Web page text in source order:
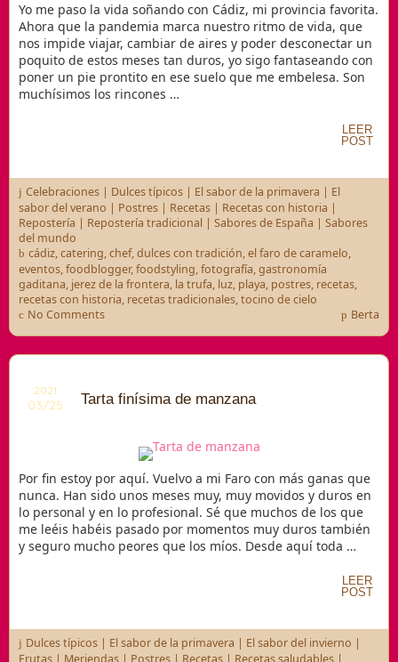
Yo me paso la vida soñando con Cádiz, mi provincia favorita.
Ahora que la pandemia marca nuestro ritmo de vida, que
nos impide viajar, cambiar de aires y poder desconectar un
poquito de estos meses tan duros, yo sigo fantaseando con
poner un pie prontito en ese suelo que me embelesa. Son
muchísimos los rincones …
LEER
POST
Celebraciones| Dulces típicos| El sabor de la primavera | El
sabor del verano | Postres | Recetas | Recetas con historia |
Repostería | Repostería tradicional | Sabores de España | Sabores
del mundo
cádiz,catering,chef,dulces con tradición,el faro de caramelo,
eventos,foodblogger,foodstyling,fotografía,gastronomía
gaditana, jerez de la frontera, la trufa, luz, playa, postres, recetas,
recetas con historia, recetas tradicionales,tocino de cielo
No Comments
Berta
2021
03/25 Tarta finísima de manzana
Por fin estoy por aquí. Vuelvo a mi Faro con más ganas que
nunca. Han sido unos meses muy, muy movidos y duros en
lo personal y en lo profesional. Sé que muchos de los que
me leéis habéis pasado por momentos muy duros también
y seguro mucho peores que los míos. Desde aquí toda …
LEER
POST
Dulces típicos| El sabor de la primavera | El sabor del invierno |